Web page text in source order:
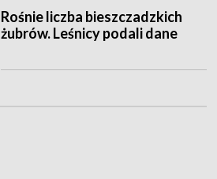
Rośnie liczba bieszczadzkich
żubrów. Leśnicy podali dane